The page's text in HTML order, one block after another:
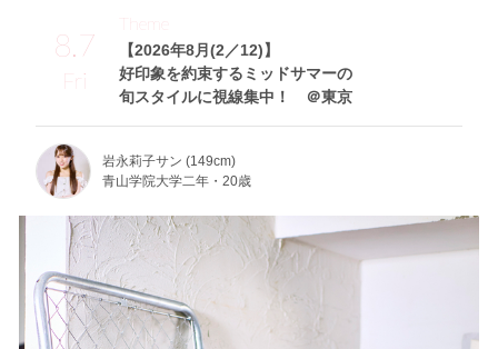
8.7
Fri
【2026年8月(2／12)】
好印象を約束するミッドサマーの
旬スタイルに視線集中！ ＠東京
Theme
岩永莉子サン (149cm)
青山学院大学二年・20歳